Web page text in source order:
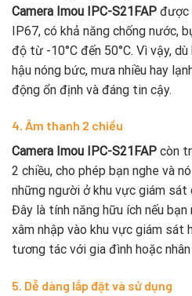
Camera Imou IPC-S21FAP được
IP67, có khả năng chống nước,
độ từ -10°C đến 50°C. Vì vậy,
hậu nóng bức, mưa nhiều hay
động ổn định và đáng tin cậy.
4. Âm thanh 2 chiều
Camera Imou IPC-S21FAP còn
2 chiều, cho phép bạn nghe và
những người ở khu vực giám sát
Đây là tính năng hữu ích nếu
xâm nhập vào khu vực giám sát
tương tác với gia đình hoặc nhân
5. Dễ dàng lắp đặt và sử dụng